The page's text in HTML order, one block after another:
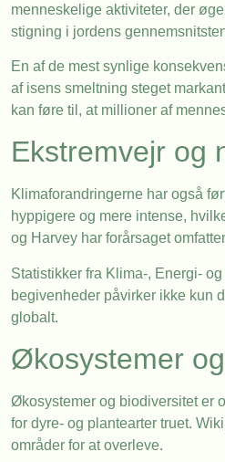
menneskelige aktiviteter, der
stigning i jordens
En af de mest synlige
af isens smeltning steget
kan føre til, at millioner af
Ekstremvejr og
Klimaforandringerne har også
hyppigere og mere intense,
og Harvey har forårsaget
Statistikker fra Klima-, Energi-
begivenheder påvirker ikke kun
globalt.
Økosystemer
Økosystemer og biodiversitet er
for dyre- og plantearter truet.
områder for at overleve.